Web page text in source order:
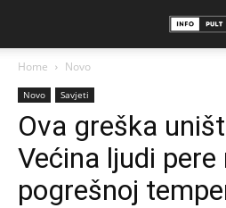
Home Novo
Novo Savjeti
Ova greška
Većina ljudi pere
pogrešnoj